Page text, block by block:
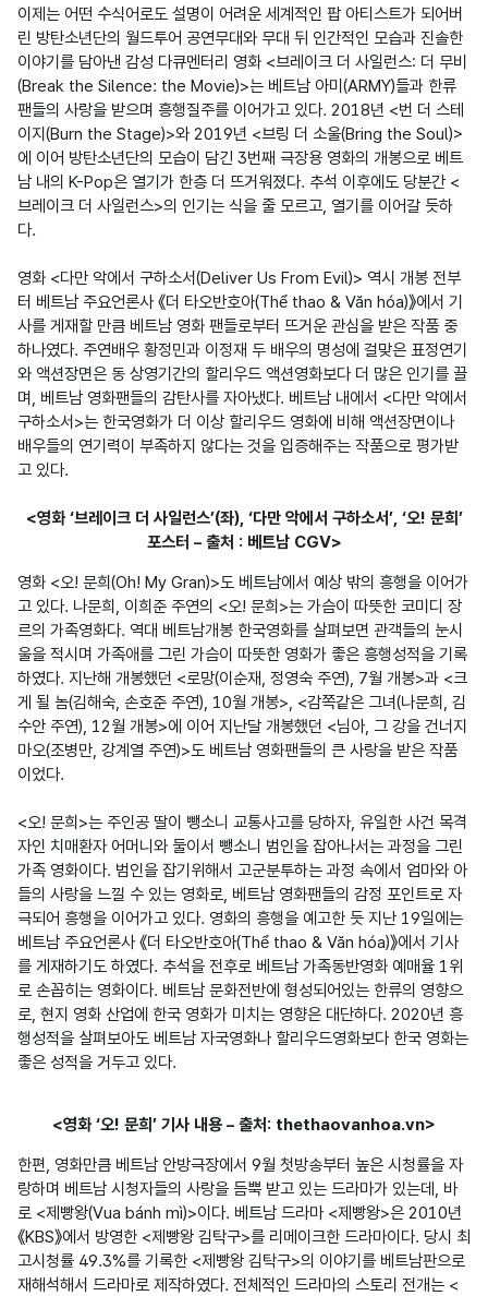
이제는 어떤 수식어로도 설명이 어려운 세계적인 팝 아티스트가 되어버
린 방탄소년단의 월드투어 공연무대와 무대 뒤 인간적인 모습과 진솔한
이야기를 담아낸 감성 다큐멘터리 영화 <브레이크 더 사일런스: 더 무비
(Break the Silence: the Movie)>는 베트남 아미(ARMY)들과 한류
팬들의 사랑을 받으며 흥행질주를 이어가고 있다. 2018년 <번 더 스테
이지(Burn the Stage)>와 2019년 <브링 더 소울(Bring the Soul)>
에 이어 방탄소년단의 모습이 담긴 3번째 극장용 영화의 개봉으로 베트
남 내의 K-Pop은 열기가 한층 더 뜨거워졌다. 추석 이후에도 당분간 <
브레이크 더 사일런스>의 인기는 식을 줄 모르고, 열기를 이어갈 듯하
다.
영화 <다만 악에서 구하소서(Deliver Us From Evil)> 역시 개봉 전부
터 베트남 주요언론사 《더 타오반호아(Thể thao & Văn hóa)》에서 기
사를 게재할 만큼 베트남 영화 팬들로부터 뜨거운 관심을 받은 작품 중
하나였다. 주연배우 황정민과 이정재 두 배우의 명성에 걸맞은 표정연기
와 액션장면은 동 상영기간의 할리우드 액션영화보다 더 많은 인기를 끌
며, 베트남 영화팬들의 감탄사를 자아냈다. 베트남 내에서 <다만 악에서
구하소서>는 한국영화가 더 이상 할리우드 영화에 비해 액션장면이나
배우들의 연기력이 부족하지 않다는 것을 입증해주는 작품으로 평가받
고 있다.
<영화 ‘브레이크 더 사일런스’(좌), ‘다만 악에서 구하소서’, ‘오! 문희’
포스터 – 출처 : 베트남 CGV>
영화 <오! 문희(Oh! My Gran)>도 베트남에서 예상 밖의 흥행을 이어가
고 있다. 나문희, 이희준 주연의 <오! 문희>는 가슴이 따뜻한 코미디 장
르의 가족영화다. 역대 베트남개봉 한국영화를 살펴보면 관객들의 눈시
울을 적시며 가족애를 그린 가슴이 따뜻한 영화가 좋은 흥행성적을 기록
하였다. 지난해 개봉했던 <로망(이순재, 정영숙 주연), 7월 개봉>과 <크
게 될 놈(김해숙, 손호준 주연), 10월 개봉>, <감쪽같은 그녀(나문희, 김
수안 주연), 12월 개봉>에 이어 지난달 개봉했던 <님아, 그 강을 건너지
마오(조병만, 강계열 주연)>도 베트남 영화팬들의 큰 사랑을 받은 작품
이었다.
<오! 문희>는 주인공 딸이 뺑소니 교통사고를 당하자, 유일한 사건 목격
자인 치매환자 어머니와 둘이서 뺑소니 범인을 잡아나서는 과정을 그린
가족 영화이다. 범인을 잡기위해서 고군분투하는 과정 속에서 엄마와 아
들의 사랑을 느낄 수 있는 영화로, 베트남 영화팬들의 감정 포인트로 자
극되어 흥행을 이어가고 있다. 영화의 흥행을 예고한 듯 지난 19일에는
베트남 주요언론사 《더 타오반호아(Thể thao & Văn hóa)》에서 기사
를 게재하기도 하였다. 추석을 전후로 베트남 가족동반영화 예매율 1위
로 손꼽히는 영화이다. 베트남 문화전반에 형성되어있는 한류의 영향으
로, 현지 영화 산업에 한국 영화가 미치는 영향은 대단하다. 2020년 흥
행성적을 살펴보아도 베트남 자국영화나 할리우드영화보다 한국 영화는
좋은 성적을 거두고 있다.
<영화 ‘오! 문희’ 기사 내용 – 출처: thethaovanhoa.vn>
한편, 영화만큼 베트남 안방극장에서 9월 첫방송부터 높은 시청률을 자
랑하며 베트남 시청자들의 사랑을 듬뿍 받고 있는 드라마가 있는데, 바
로 <제빵왕(Vua bánh mì)>이다. 베트남 드라마 <제빵왕>은 2010년
《KBS》에서 방영한 <제빵왕 김탁구>를 리메이크한 드라마이다. 당시 최
고시청률 49.3%를 기록한 <제빵왕 김탁구>의 이야기를 베트남판으로
재해석해서 드라마로 제작하였다. 전체적인 드라마의 스토리 전개는 <